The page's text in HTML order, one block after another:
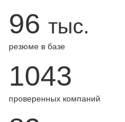
96 тыс.
резюме в базе
1043
проверенных компаний